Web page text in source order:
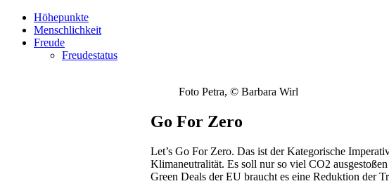
Höhepunkte
Menschlichkeit
Freude
Freudestatus
Foto Petra, © Barbara Wirl
Go For Zero
Let’s Go For Zero. Das ist der Kategorische
Klimaneutralität. Es soll nur so viel CO2
Green Deals der EU braucht es eine Reduktion der